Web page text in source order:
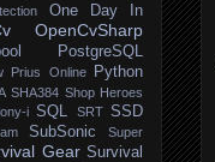
One Day In
OpenCvSharp
PostgreSQL
Prius Online Python
SHA384 Shop Heroes
i SQL SRT SSD
SubSonic
Super
Gear Survival